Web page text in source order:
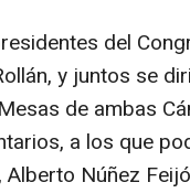
del
y juntos se
de ambas
a los que
Núñez